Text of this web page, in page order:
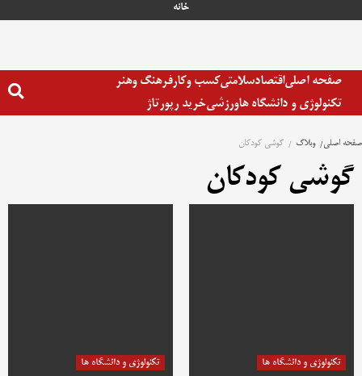
خانه
صفحه اصلیاقتصادسلامتیکسب وکارفرهنگ وهنر
تکنولوژی و دانشگاه هاورزشیخرید رپورتاژ
صفحه اصلی وبلاگ گوشی کودکان
گوشی کودکان
تکنولوژی و دانشگاه ها تکنولوژی و دانشگاه ها